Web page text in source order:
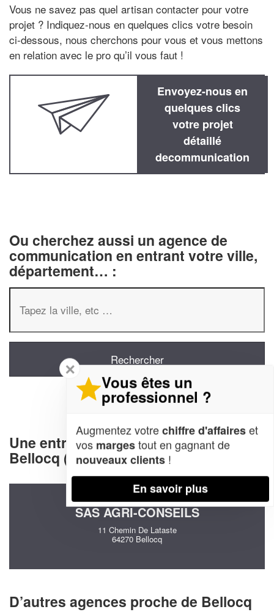
Vous ne savez pas quel artisan contacter pour votre
projet ? Indiquez-nous en quelques clics votre besoin
ci-dessous, nous cherchons pour vous et vous mettons
en relation avec le pro qu’il vous faut !
Envoyez-nous en
quelques clics
votre projet
détaillé
decommunication
Ou cherchez aussi un agence de
communication en entrant votre ville,
département… :
Une entreprise decommunication à
Bellocq (64270)
SAS AGRI-CONSEILS
11 Chemin De Lataste
64270 Bellocq
D’autres agences proche de Bellocq
✕
Vous êtes un
professionnel ?
Augmentez votrechiffre d'affaireset
vos margestout en gagnant de
nouveaux clients !
En savoir plus